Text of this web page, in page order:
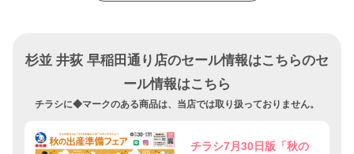
杉並 井荻 早稲田通り店のセール情報はこちらのセ
ール情報はこちら
チラシに◆マークのある商品は、当店では取り扱っておりません。
チラシ7月30日版「秋の